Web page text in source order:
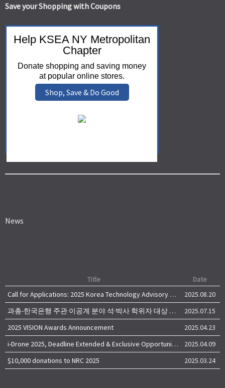
Save your Shopping with Coupons
Help KSEA NY Metropolitan
Chapter
Donate shopping and saving money
at popular online stores.
Shop, Save & Do Good
News
Title
Date
Call for Applications: 2025 Korea Technology Advisory Group (K-TAG)
2025.08.20
과총-한국은행 주관 이공계 분야 석·박사 학위자 대상 서베이
2025.07.15
2025 VISION Awards Announcement
2025.04.23
i-Drone 2025, Deadline Extended & Exclusive Opportunity to Travel to Korea!
2025.04.09
$10,000 donations to NRC 2025
2025.03.24